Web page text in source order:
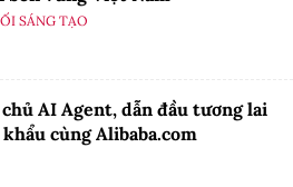
SÁNG TẠO
AI Agent, dẫn đầu tương lai
cùng Alibaba.com